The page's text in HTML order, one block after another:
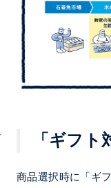
「ギフト
商品選択時に「ギ